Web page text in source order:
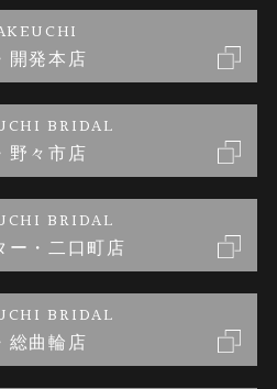
ング
and 婚約指輪
プロポーズプラン
開発本店
BRIDAL
野々市店
BRIDAL
ー・二口町店
BRIDAL
総曲輪店